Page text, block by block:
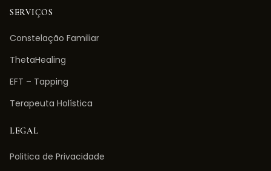
SERVIÇOS
Constelação Familiar
ThetaHealing
EFT – Tapping
Terapeuta Holística
LEGAL
Politica de Privacidade